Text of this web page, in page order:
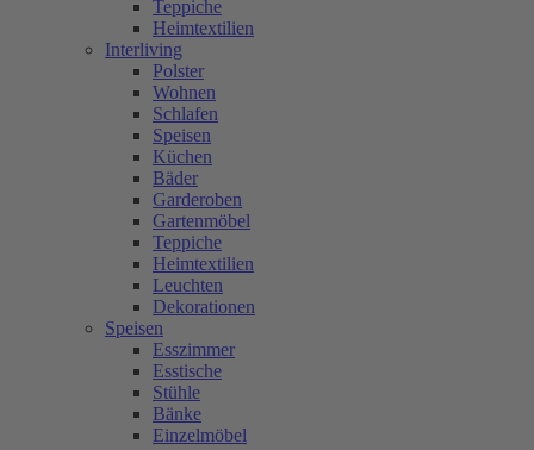
Teppiche
Heimtextilien
Interliving
Polster
Wohnen
Schlafen
Speisen
Küchen
Bäder
Garderoben
Gartenmöbel
Teppiche
Heimtextilien
Leuchten
Dekorationen
Speisen
Esszimmer
Esstische
Stühle
Bänke
Einzelmöbel